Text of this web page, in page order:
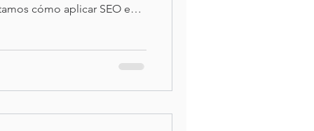
cómo aplicar SEO en